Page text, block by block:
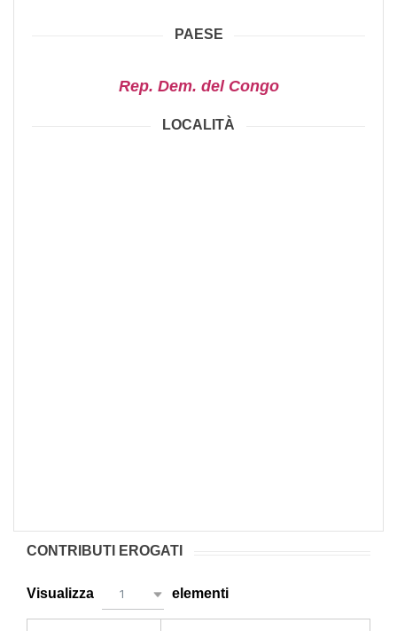
PAESE
Rep. Dem. del Congo
LOCALITÀ
CONTRIBUTI EROGATI
Visualizza 1 elementi